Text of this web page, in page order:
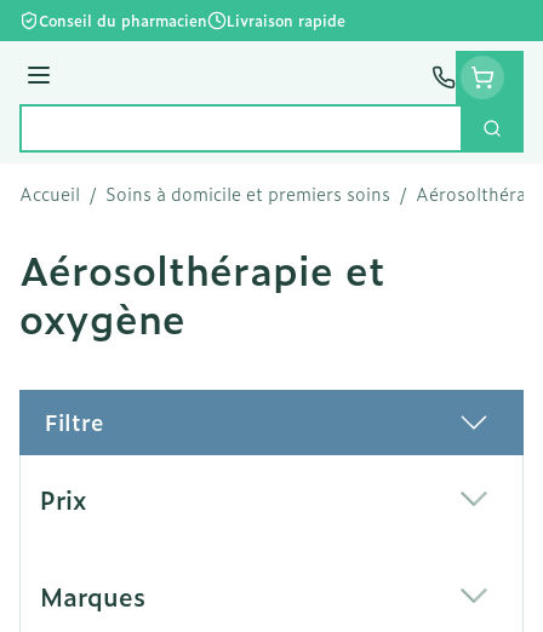
Aller au contenu
Conseil du pharmacien Livraison rapide
Menu
Accueil / Soins à domicile et premiers soins /
Aérosolthérapie et
oxygène
Filtre
Prix
Marques